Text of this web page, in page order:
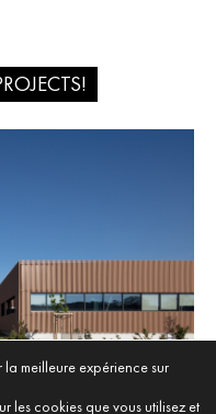
meilleure expérience sur
les cookies que vous utilisez et